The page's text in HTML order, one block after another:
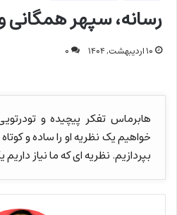
رسانه، سپهر همگانی
۱۰ اردیبهشت, ۱۴۰۴ ۰
هابرماس تفکر پیچیده و
خواهیم یک نظریه او را ساده و
بپردازیم. نظریه ای که ما نیاز